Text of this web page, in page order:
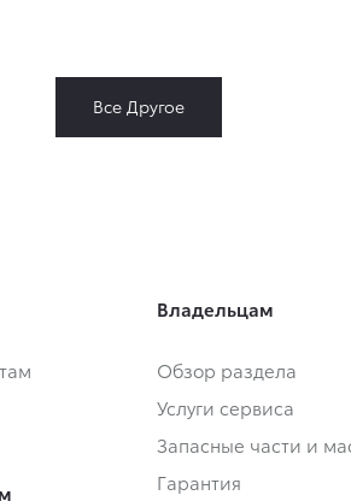
Все Другое
Владельцам
Обзор раздела
Услуги сервиса
Запасные части и
Гарантия